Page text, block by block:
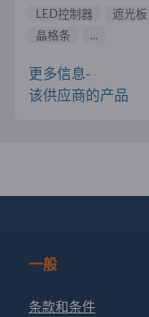
LED控制器 遮光板
晶格条
...
更多信息-
该供应商的产品
一般
条款和条件